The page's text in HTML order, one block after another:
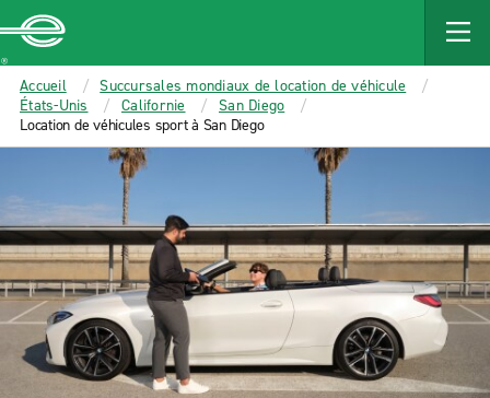
MAIN
CONTENT
Enterprise
Accueil
Succursales mondiaux de location de véhicule
États-Unis
Californie
San Diego
Location de véhicules sport à San Diego